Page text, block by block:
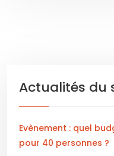
Actualités du
Evènement : quel
pour 40 personnes ?